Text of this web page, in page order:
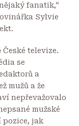
fanatik,“
Sylvie
televize.
se
a
mužů a že
nepřevažovalo
mužské
pozice, jak